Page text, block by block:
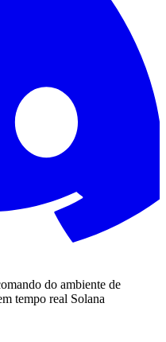
do ambiente de
tempo real Solana